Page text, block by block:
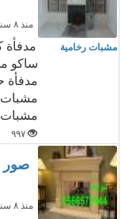
منذ ٨ سنوات
مشبات رخامية
مدفأة
ساكو
٩٩٧
صور
منذ ٨ سنوات